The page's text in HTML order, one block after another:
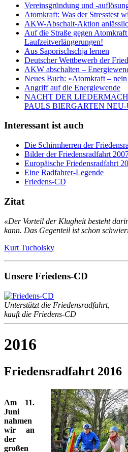
Vereinsgründung und -
Atomkraft: Was der Stresstest
AKW-Abschalt-Aktion
Auf die Straße gegen
Laufzeitverlängerungen!
Aus Saporischschja lernen
Deutscher Wettbewerb der
AKW abschalten –
Neues Buch: «Atomkraft –
Angriff auf die Energiewende
NACHT DER
PAULS BIERGARTEN
Interessant ist auch
Die Schirmherren der
Bilder der Friedensradfahrt
Europäische Friedensradfahrt
Eine Radfahrer-Legende
Friedens-CD
Zitat
«Der Vorteil der Klugheit besteht
kann. Das Gegenteil ist schon
Kurt Tucholsky
Unsere Friedens-CD
Unterstützt die Friedensradfahrt,
kauft die Friedens-CD
2016
Friedensradfahrt 2016
Am 11.
Juni
nahmen
wir an
der
großen